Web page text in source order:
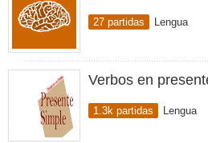
27 partidas Lengua
Verbos en
1.3k partidas Lengua